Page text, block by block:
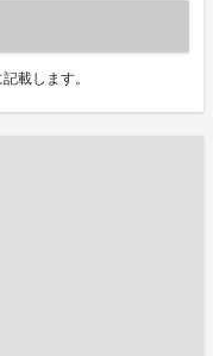
載します。